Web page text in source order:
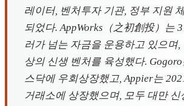
레이터, 벤처투자 기관, 정부 지원
되었다. AppWorks（之初創投）는
러가 넘는 자금을 운용하고 있으며,
상의 신생 벤처를 육성했다.
스닥에 우회상장했고, Appier는
거래소에 상장했으며, 모두 대만 신